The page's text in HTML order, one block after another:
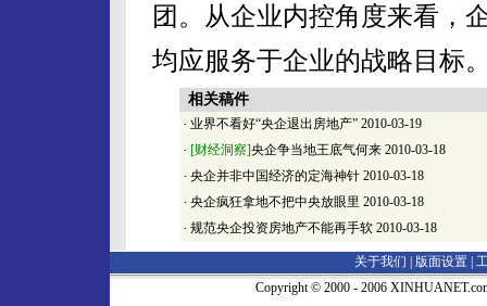
团。从企业内控角度来看，
均应服务于企业的战略目标
相关稿件
· 业界不看好“央企退出房地产” 2010-03-19
· [财经洞察]央企争当地王底气何来 2010-03-18
· 央企并非中国经济的定海神针 2010-03-18
· 央企疯狂拿地不把中央放眼里 2010-03-18
· 规范央企投资房地产不能再手软 2010-03-18
关于我们 | 版面设置
Copyright © 2000 - 2006